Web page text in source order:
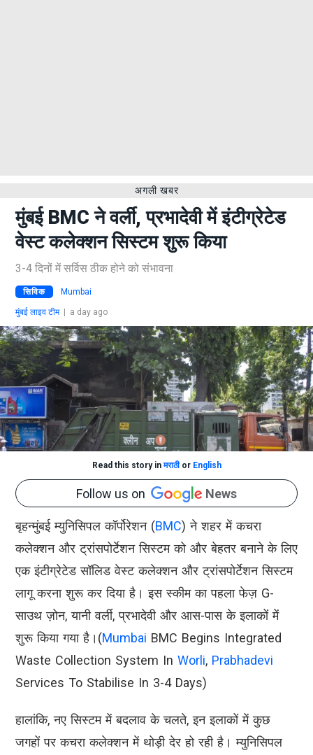
अगली खबर
मुंबई BMC ने वर्ली, प्रभादेवी में इंटीग्रेटेड
वेस्ट कलेक्शन सिस्टम शुरू किया
3-4 दिनों में सर्विस ठीक होने को संभावना
सिविक Mumbai
मुंबई लाइव टीम| a day ago
Read this story inमराठीor English
Follow us on News
बृहन्मुंबई म्युनिसिपल कॉर्पोरेशन (BMC) ने शहर में कचरा
कलेक्शन और ट्रांसपोर्टेशन सिस्टम को और बेहतर बनाने के लिए
एक इंटीग्रेटेड सॉलिड वेस्ट कलेक्शन और ट्रांसपोर्टेशन सिस्टम
लागू करना शुरू कर दिया है। इस स्कीम का पहला फेज़ G-
साउथ ज़ोन, यानी वर्ली, प्रभादेवी और आस-पास के इलाकों में
शुरू किया गया है।(Mumbai BMC Begins Integrated
Waste Collection System In Worli, Prabhadevi
Services To Stabilise In 3-4 Days)
हालांकि, नए सिस्टम में बदलाव के चलते, इन इलाकों में कुछ
जगहों पर कचरा कलेक्शन में थोड़ी देर हो रही है। म्युनिसिपल